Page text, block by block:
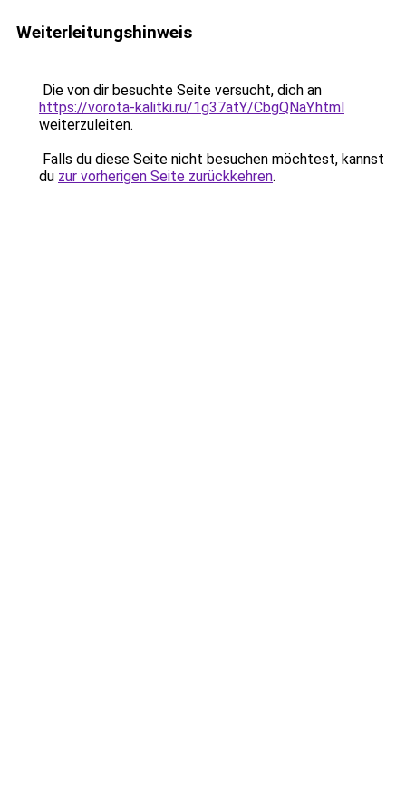
Weiterleitungshinweis
Die von dir besuchte Seite versucht, dich an
https://vorota-kalitki.ru/1g37atY/CbgQNaY.html
weiterzuleiten.
Falls du diese Seite nicht besuchen möchtest, kannst
du zur vorherigen Seite zurückkehren.